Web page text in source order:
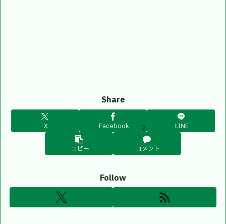
Share
X Facebook 0 LINE
コピー コメント
Follow